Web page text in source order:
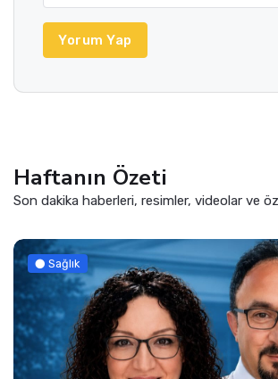
Yorum Yap
Haftanın Özeti
Son dakika haberleri, resimler, videolar ve
Güncel